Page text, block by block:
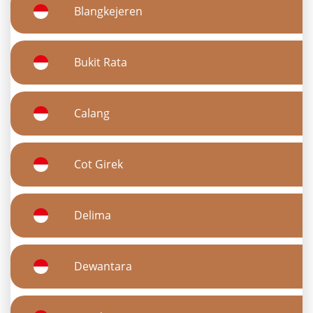
Blangkejeren
Bukit Rata
Calang
Cot Girek
Delima
Dewantara